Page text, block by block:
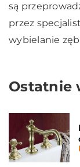
są
przez
wybielanie
Ostatnie